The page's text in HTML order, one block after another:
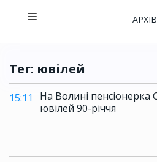
АРХІВ
Тег: ювілей
15:11
На Волині пенсіонерка
ювілей 90-річчя